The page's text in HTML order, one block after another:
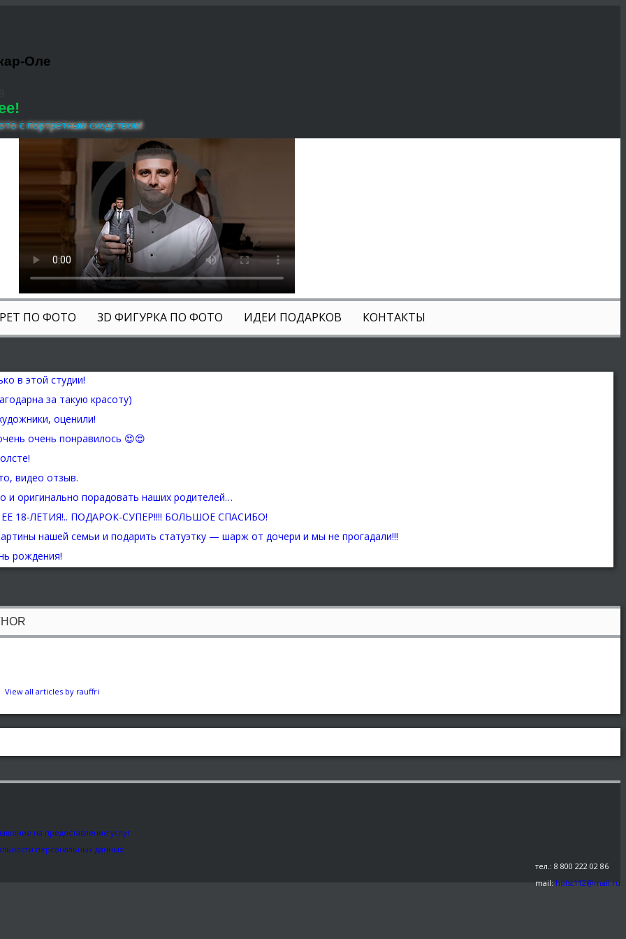
Оле
с портретным сходством!
ПО ФОТО 3D ФИГУРКА ПО ФОТО ИДЕИ ПОДАРКОВ КОНТАКТЫ
View all articles by rauffri
на предоставление услуг
персональных данных
тел.: 8 800 222 02 86
mail: holst112@mail.ru